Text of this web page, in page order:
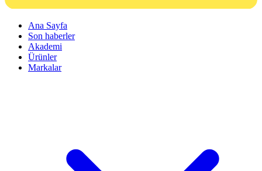
Ana Sayfa
Son haberler
Akademi
Ürünler
Markalar